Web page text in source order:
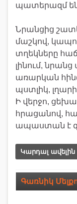
պատերազմ
Նրանցից
մաշկով,
տղեկները
լինում,
առարկան
պստլիկ,
Ի վերջո,
հրացանով,
ապաստան է
Կարդալ ավելին
Գառնիկ